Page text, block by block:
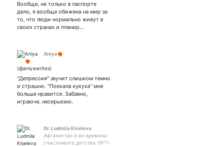
🏃🏽‍♀️истерю про любимую
работу👩🏼‍💻♻️ инвест.дневник
💰🤑
Вообще, не только в паспорте
дело, я вообще обижена на мир за
то, что люди нормально живут в
своих странах и планир…
Aniya❤️‍🔥
"Депрессия" звучит слишком темно
и страшно. "Поехала кукуха" мне
больше нравится. Забавно,
играюче, несерьезно.
Dr. Ludmila Kiseleva
Афганистан в во времена
счастливого детства 1977-